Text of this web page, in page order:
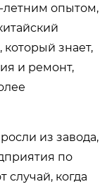
летним опытом,
знает,
и ремонт,
из завода,
по
случай, когда